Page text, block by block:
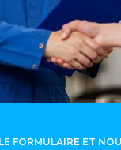
FORMULAIRE ET